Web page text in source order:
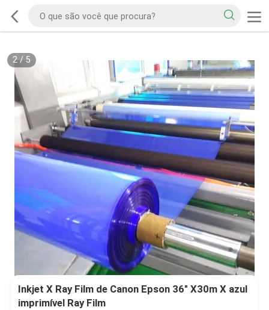
2/ 5
Inkjet X Ray Film de Canon Epson 36" X30m X azul
imprimível Ray Film